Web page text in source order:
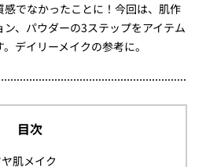
でなかったことに！今回は、肌作
、パウダーの3ステップをアイテム
デイリーメイクの参考に。
目次
肌メイク